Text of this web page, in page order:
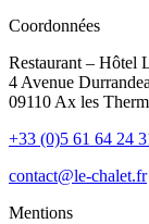
Coordonnées
Restaurant – Hôtel
4 Avenue
09110 Ax les
+33 (0)5 61 64 24
contact@le-chalet.fr
Mentions